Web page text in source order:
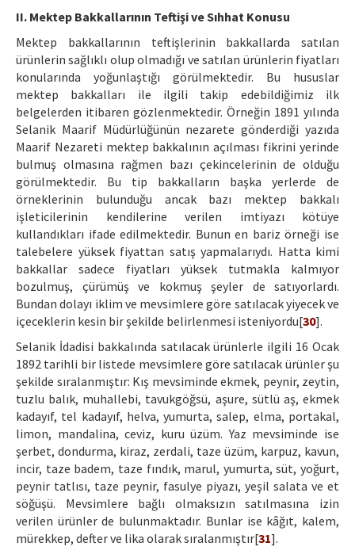
II. Mektep Bakkallarının Teftişi ve Sıhhat Konusu
Mektep bakkallarının teftişlerinin bakkallarda satılan
ürünlerin sağlıklı olup olmadığı ve satılan ürünlerin fiyatları
konularında yoğunlaştığı görülmektedir. Bu hususlar
mektep bakkalları ile ilgili takip edebildiğimiz ilk
belgelerden itibaren gözlenmektedir. Örneğin 1891 yılında
Selanik Maarif Müdürlüğünün nezarete gönderdiği yazıda
Maarif Nezareti mektep bakkalının açılması fikrini yerinde
bulmuş olmasına rağmen bazı çekincelerinin de olduğu
görülmektedir. Bu tip bakkalların başka yerlerde de
örneklerinin bulunduğu ancak bazı mektep bakkalı
işleticilerinin kendilerine verilen imtiyazı kötüye
kullandıkları ifade edilmektedir. Bunun en bariz örneği ise
talebelere yüksek fiyattan satış yapmalarıydı. Hatta kimi
bakkallar sadece fiyatları yüksek tutmakla kalmıyor
bozulmuş, çürümüş ve kokmuş şeyler de satıyorlardı.
Bundan dolayı iklim ve mevsimlere göre satılacak yiyecek ve
içeceklerin kesin bir şekilde belirlenmesi isteniyordu[30].
Selanik İdadisi bakkalında satılacak ürünlerle ilgili 16 Ocak
1892 tarihli bir listede mevsimlere göre satılacak ürünler şu
şekilde sıralanmıştır: Kış mevsiminde ekmek, peynir, zeytin,
tuzlu balık, muhallebi, tavukgöğsü, aşure, sütlü aş, ekmek
kadayıf, tel kadayıf, helva, yumurta, salep, elma, portakal,
limon, mandalina, ceviz, kuru üzüm. Yaz mevsiminde ise
şerbet, dondurma, kiraz, zerdali, taze üzüm, karpuz, kavun,
incir, taze badem, taze fındık, marul, yumurta, süt, yoğurt,
peynir tatlısı, taze peynir, fasulye piyazı, yeşil salata ve et
söğüşü. Mevsimlere bağlı olmaksızın satılmasına izin
verilen ürünler de bulunmaktadır. Bunlar ise kâğıt, kalem,
mürekkep, defter ve lika olarak sıralanmıştır[31].